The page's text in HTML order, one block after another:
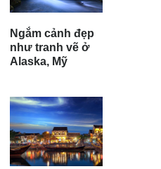
Ngắm cảnh đẹp
như tranh vẽ ở
Alaska, Mỹ